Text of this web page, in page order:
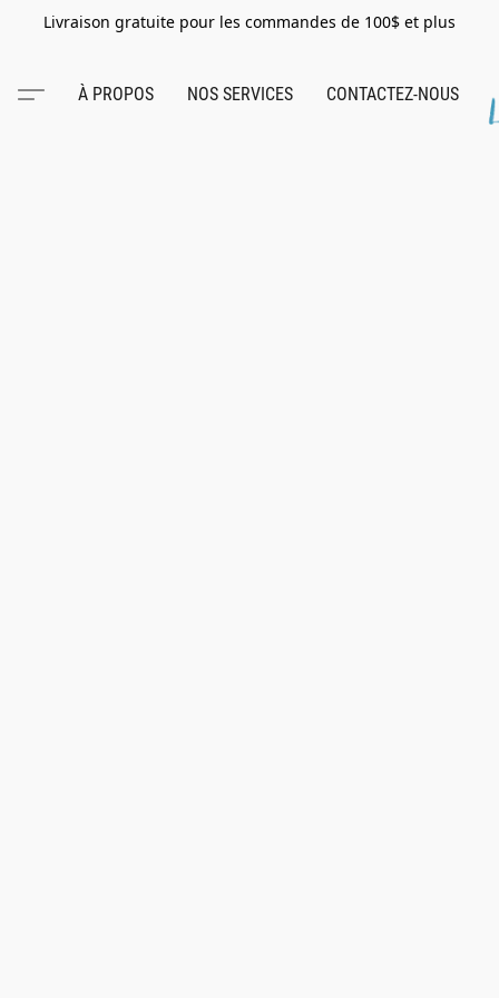
Livraison gratuite pour les commandes de 100$ et plus
À PROPOS NOS SERVICES CONTACTEZ-NOUS